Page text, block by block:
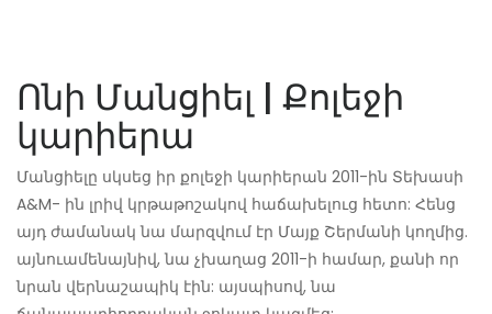
Ոնի Մանցիել | Քոլեջի
կարիերա
Մանցիելը սկսեց իր քոլեջի կարիերան 2011-ին Տեխասի
A&M- ին լրիվ կրթաթոշակով հաճախելուց հետո: Հենց
այդ ժամանակ նա մարզվում էր Մայք Շերմանի կողմից.
այնուամենայնիվ, նա չխաղաց 2011-ի համար, քանի որ
նրան վերնաշապիկ էին: այսպիսով, նա